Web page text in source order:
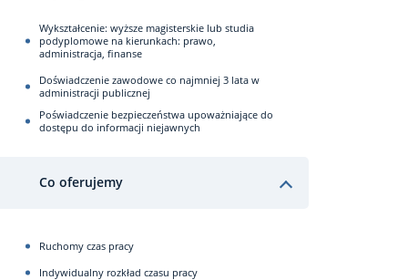
Wykształcenie: wyższe magisterskie lub studia
podyplomowe na kierunkach: prawo,
administracja, finanse
Doświadczenie zawodowe co najmniej 3 lata w
administracji publicznej
Poświadczenie bezpieczeństwa upoważniające do
dostępu do informacji niejawnych
Co oferujemy
Ruchomy czas pracy
Indywidualny rozkład czasu pracy